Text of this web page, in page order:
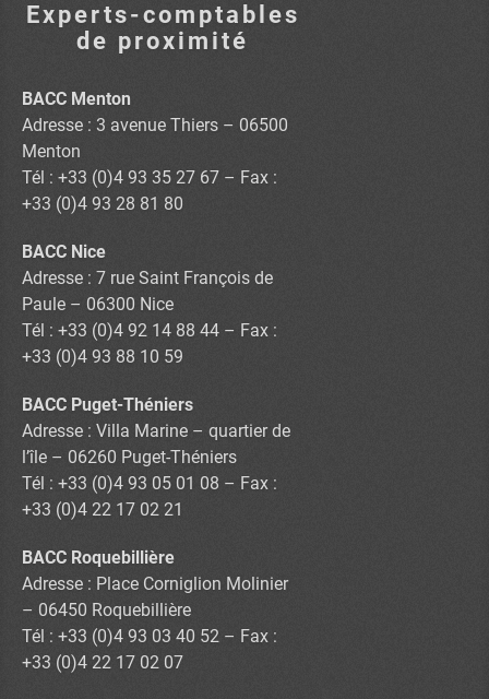
Experts-comptables
de proximité
BACC Menton
Adresse : 3 avenue Thiers – 06500
Menton
Tél : +33 (0)4 93 35 27 67 – Fax :
+33 (0)4 93 28 81 80
BACC Nice
Adresse : 7 rue Saint François de
Paule – 06300 Nice
Tél : +33 (0)4 92 14 88 44 – Fax :
+33 (0)4 93 88 10 59
BACC Puget-Théniers
Adresse : Villa Marine – quartier de
l’île – 06260 Puget-Théniers
Tél : +33 (0)4 93 05 01 08 – Fax :
+33 (0)4 22 17 02 21
BACC Roquebillière
Adresse : Place Corniglion Molinier
– 06450 Roquebillière
Tél : +33 (0)4 93 03 40 52 – Fax :
+33 (0)4 22 17 02 07